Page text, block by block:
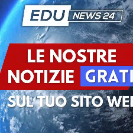
Scuola5 ago
Il Ministro della Pa
Zangrillo in
"12 miliardi per
e la sicurezza delle
scuole con risorse
Scuola5 ago
Il Ministro Valditara
incontrato due
palestinesi giunti da
Gaza che hanno